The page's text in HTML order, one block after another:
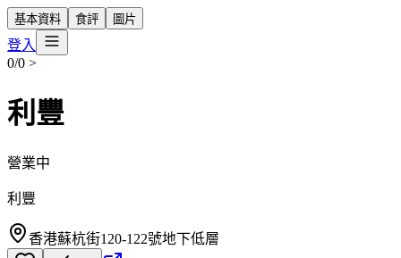
基本資料 食評 圖片
登入
0/0 >
利豐
營業中
利豐
香港蘇杭街120-122號地下低層